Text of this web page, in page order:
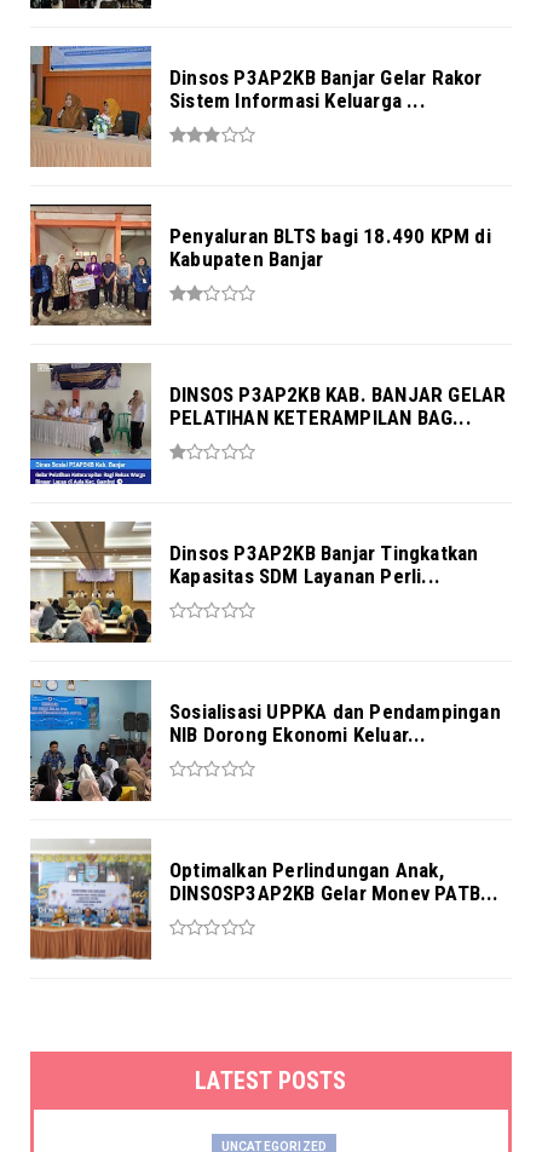
Dinsos P3AP2KB Banjar Gelar Rakor
Sistem Informasi Keluarga ...
Penyaluran BLTS bagi 18.490 KPM di
Kabupaten Banjar
DINSOS P3AP2KB KAB. BANJAR GELAR
PELATIHAN KETERAMPILAN BAG...
Dinsos P3AP2KB Banjar Tingkatkan
Kapasitas SDM Layanan Perli...
Sosialisasi UPPKA dan Pendampingan
NIB Dorong Ekonomi Keluar...
Optimalkan Perlindungan Anak,
DINSOSP3AP2KB Gelar Monev PATB...
LATEST POSTS
UNCATEGORIZED